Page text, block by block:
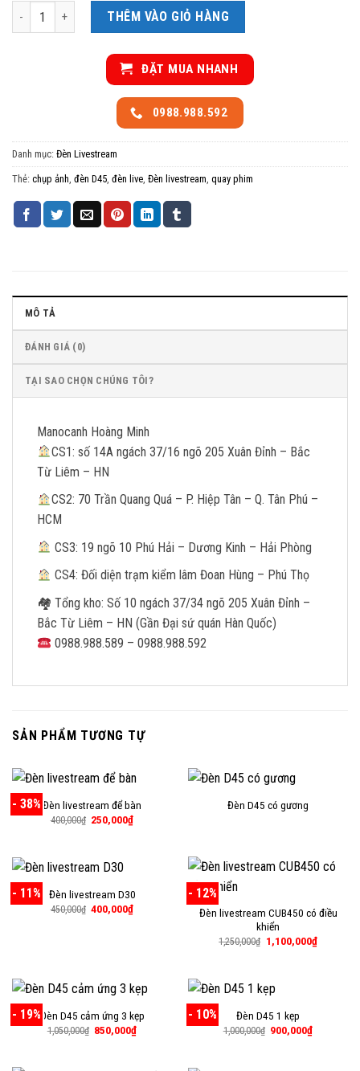
Đèn D45 3 kẹp có điều khiển số lượng
THÊM VÀO GIỎ HÀNG
ĐẶT MUA NHANH
0988.988.592
Danh mục: Đèn Livestream
Thẻ: chụp ảnh đèn D45 đèn live Đèn livestream quay phim
MÔ TẢ
ĐÁNH GIÁ (0)
TẠI SAO CHỌN CHÚNG TÔI?
Manocanh Hoàng Minh
CS1: số 14A ngách 37/16 ngõ 205 Xuân Đỉnh – Bắc
Từ Liêm – HN
CS2: 70 Trần Quang Quá – P. Hiệp Tân – Q. Tân Phú –
HCM
CS3: 19 ngõ 10 Phú Hải – Dương Kinh – Hải Phòng
CS4: Đối diện trạm kiểm lâm Đoan Hùng – Phú Thọ
🏘 Tổng kho: Số 10 ngách 37/34 ngõ 205 Xuân Đỉnh –
Bắc Từ Liêm – HN (Gần Đại sứ quán Hàn Quốc)
0988.988.589 – 0988.988.592
SẢN PHẨM TƯƠNG TỰ
- 38% Đèn livestream để bàn
400,000₫ Giá
250,000₫Giá
Đèn D45 có gương
- 11% Đèn livestream D30
450,000₫ Giá
400,000₫Giá
- 12%
Đèn livestream CUB450 có điều
khiển
1,250,000₫ Giá
gốc
1,100,000₫Giá
hiện
- 19%Đèn D45 cảm ứng 3 kẹp
1,050,000₫ Giá
850,000₫Giá
- 10% Đèn D45 1 kẹp
1,000,000₫ Giá
900,000₫Giá